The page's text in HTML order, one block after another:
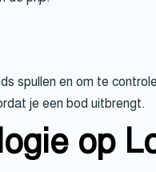
spullen en om te
je een bod uitbrengt.
op